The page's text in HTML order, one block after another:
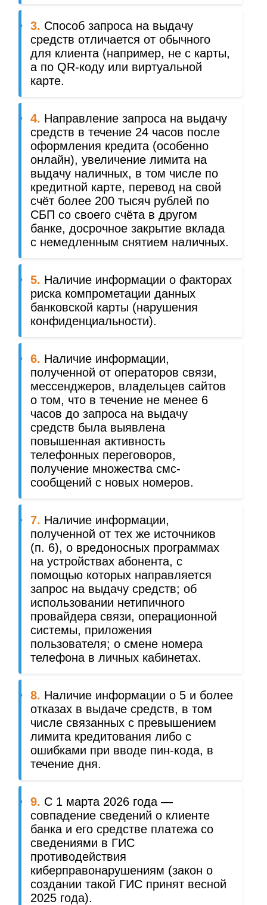
3. Способ запроса на выдачу
средств отличается от обычного
для клиента (например, не с карты,
а по QR-коду или виртуальной
карте.
4. Направление запроса на выдачу
средств в течение 24 часов после
оформления кредита (особенно
онлайн), увеличение лимита на
выдачу наличных, в том числе по
кредитной карте, перевод на свой
счёт более 200 тысяч рублей по
СБП со своего счёта в другом
банке, досрочное закрытие вклада
с немедленным снятием наличных.
5. Наличие информации о факторах
риска компрометации данных
банковской карты (нарушения
конфиденциальности).
6. Наличие информации,
полученной от операторов связи,
мессенджеров, владельцев сайтов
о том, что в течение не менее 6
часов до запроса на выдачу
средств была выявлена
повышенная активность
телефонных переговоров,
получение множества смс-
сообщений с новых номеров.
7. Наличие информации,
полученной от тех же источников
(п. 6), о вредоносных программах
на устройствах абонента, с
помощью которых направляется
запрос на выдачу средств; об
использовании нетипичного
провайдера связи, операционной
системы, приложения
пользователя; о смене номера
телефона в личных кабинетах.
8. Наличие информации о 5 и более
отказах в выдаче средств, в том
числе связанных с превышением
лимита кредитования либо с
ошибками при вводе пин-кода, в
течение дня.
9. С 1 марта 2026 года —
совпадение сведений о клиенте
банка и его средстве платежа со
сведениями в ГИС
противодействия
киберправонарушениям (закон о
создании такой ГИС принят весной
2025 года).